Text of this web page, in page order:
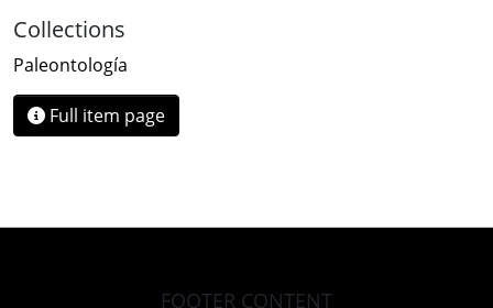
Collections
Paleontología
Full item page
FOOTER CONTENT